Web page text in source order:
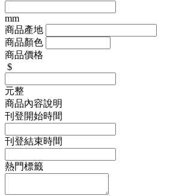
mm
商品產地
商品顏色
商品價格
$
元整
商品內容說明
刊登開始時間
刊登結束時間
熱門標籤